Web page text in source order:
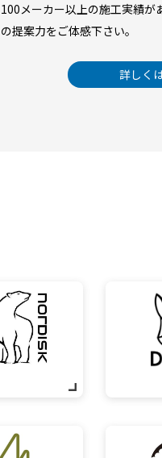
100メーカー以上の施工実績
の提案力をご体感下さい。
詳しく